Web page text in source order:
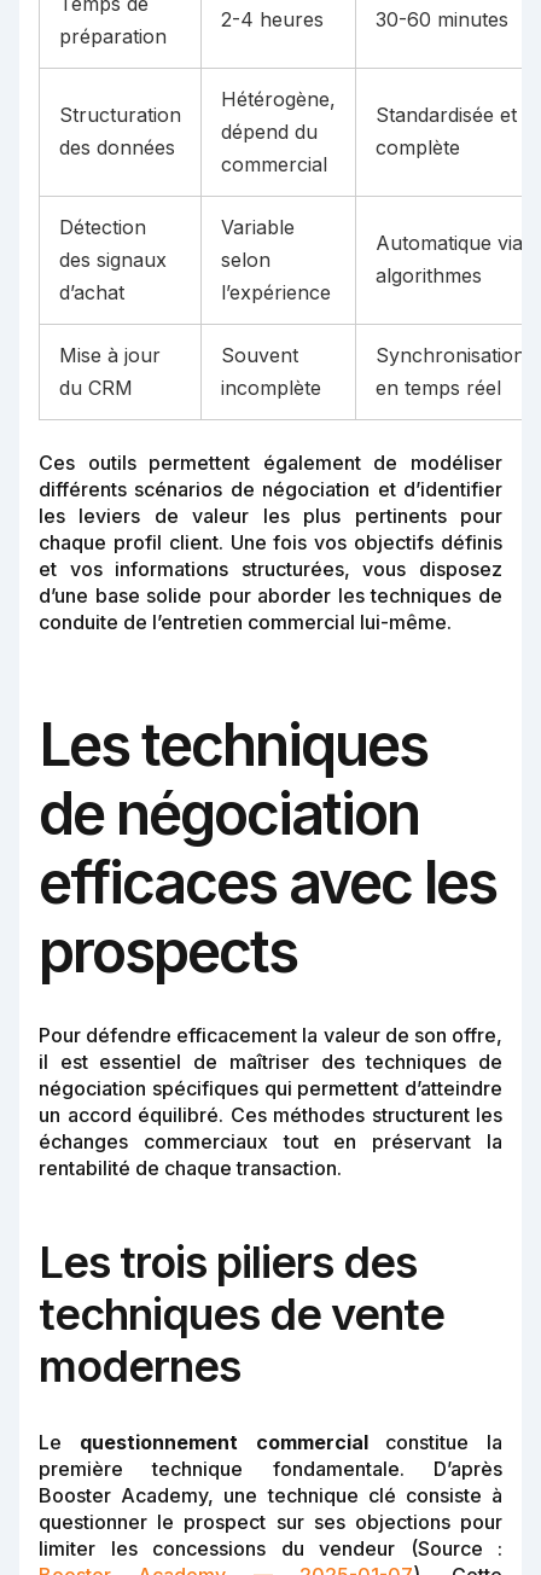
préparation
2-4 heures 30-60 minutes
Structuration
des données
Hétérogène,
dépend du
commercial
Standardisée et
complète
Détection
des signaux
d’achat
Variable
selon
l’expérience
Automatique via
algorithmes
Mise à jour
du CRM
Souvent
incomplète
Synchronisation
en temps réel
Ces outils permettent également de modéliser
différents scénarios de négociation et d’identifier
les leviers de valeur les plus pertinents pour
chaque profil client. Une fois vos objectifs définis
et vos informations structurées, vous disposez
d’une base solide pour aborder les techniques de
conduite de l’entretien commercial lui-même.
Les techniques
de négociation
efficaces avec les
prospects
Pour défendre efficacement la valeur de son offre,
il est essentiel de maîtriser des techniques de
négociation spécifiques qui permettent d’atteindre
un accord équilibré. Ces méthodes structurent les
échanges commerciaux tout en préservant la
rentabilité de chaque transaction.
Les trois piliers des
techniques de vente
modernes
Le questionnement commercialconstitue la
première technique fondamentale. D’après
Booster Academy, une technique clé consiste à
questionner le prospect sur ses objections pour
limiter les concessions du vendeur (Source :